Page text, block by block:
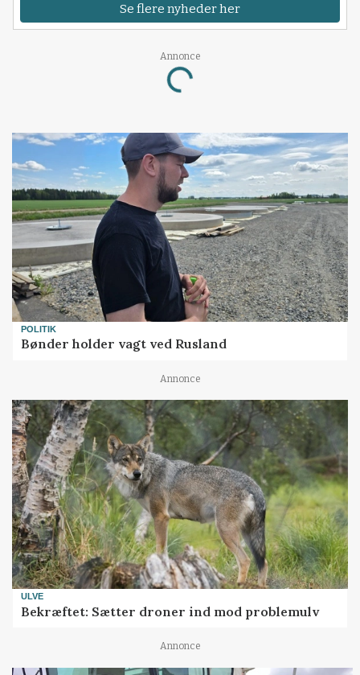
Se flere nyheder her
Annonce
Loading...
POLITIK
Bønder holder vagt ved Rusland
Annonce
ULVE
Bekræftet: Sætter droner ind mod problemulv
Annonce